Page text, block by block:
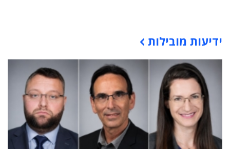
תוכן פרסומי
ידיעות מובילות